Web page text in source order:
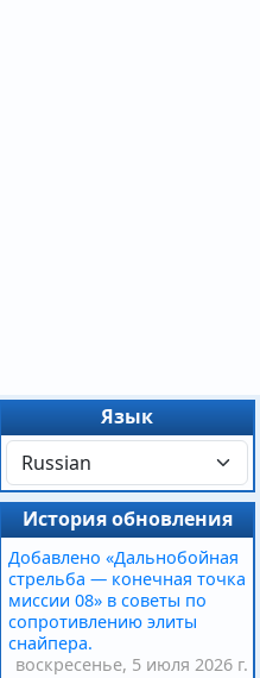
Язык
История обновления
Добавлено «Дальнобойная
стрельба — конечная точка
миссии 08» в советы по
сопротивлению элиты
снайпера.
воскресенье, 5 июля 2026 г.